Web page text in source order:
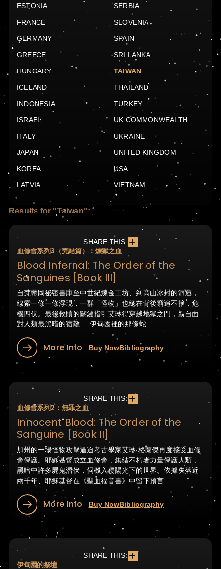
ESTONIA
FRANCE
GERMANY
GREECE
HUNGARY
ICELAND
INDONESIA
ISRAEL
ITALY
JAPAN
KOREA
LATVIA
SERBIA
SLOVENIA
SPAIN
SRI LANKA
TAIWAN
THAILAND
TURKEY
UK COMMONWEALTH
UKRAINE
UNITED KINGDOM
USA
VIETNAM
Results for "Taiwan":
SHARE THIS:
血修會系列3（完結篇）：煉獄之血
Blood Infernal: The Order of the
Sanguines [Book III]
自梵蒂岡祕密書庫至中世紀煉金工坊、到高山冰封的洞窟，
線索一條一條浮現，一群「怪物」也總在背後窮追不捨，危
機四伏。最後救贖的關鍵指引艾琳得穿越地獄之門，親自面
對人類最黑暗的宿敵──伊甸園裡的那條蛇……
More Info Buy NowBibliography
SHARE THIS:
血修會系列2：無罪之血
Innocent Blood: The Order of the
Sanguine [Book II]
加州的一場怪物攻擊逼迫考古學家艾琳‧格蘭傑再度接受血修
會保護。耶穌基督成立血修會，集結不朽者力量保護人類，
黑暗中許多屍鬼潛伏，伺機入侵陽光下的世界。依據失落近
兩千年、耶穌基督在《聖血福音書》中留下預言
More Info Buy NowBibliography
SHARE THIS:
伊甸園的祭壇